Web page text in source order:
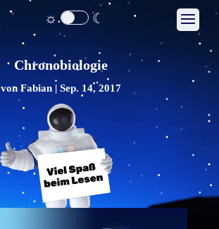
☼ ☾
Chronobiologie
vonFabian |Sep. 14, 2017